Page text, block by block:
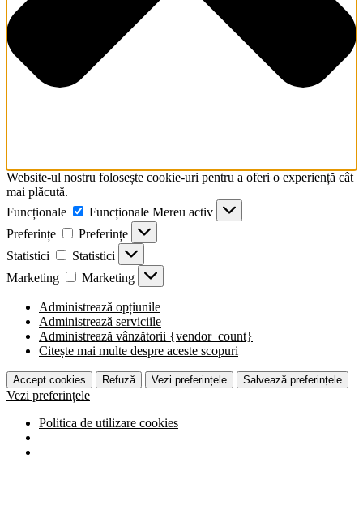
screen
reader
to
help
navigate
Website-ul nostru folosește cookie-uri pentru a oferi o experiență cât
mai plăcută.
Funcționale
Funcționale Mereu activ
Preferințe
Preferințe
Statistici
Statistici
Marketing
Marketing
Administrează opțiunile
Administrează serviciile
Administrează vânzătorii {vendor_count}
Citește mai multe despre aceste scopuri
Accept cookies Refuză Vezi preferințele Salvează preferințele
Vezi preferințele
Politica de utilizare cookies